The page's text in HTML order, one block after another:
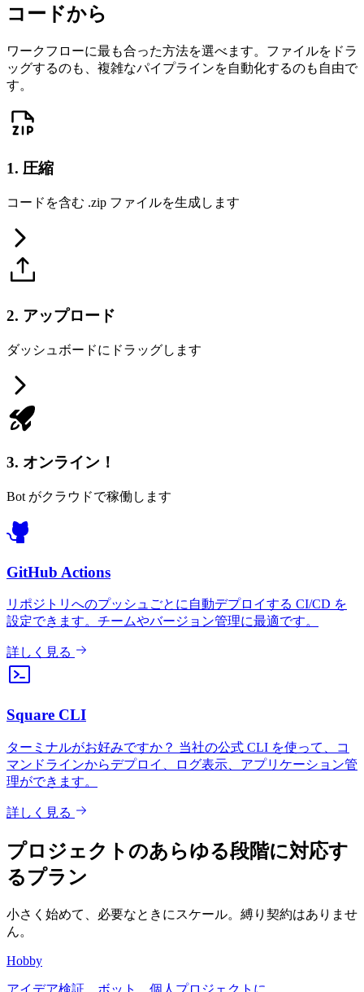
コードから
ワークフローに最も合った方法を選べます。ファイルをドラ
ッグするのも、複雑なパイプラインを自動化するのも自由で
す。
1. 圧縮
コードを含む .zip ファイルを生成します
2. アップロード
ダッシュボードにドラッグします
3. オンライン！
Bot がクラウドで稼働します
GitHub Actions
リポジトリへのプッシュごとに自動デプロイする CI/CD を
設定できます。チームやバージョン管理に最適です。
詳しく見る
Square CLI
ターミナルがお好みですか？ 当社の公式 CLI を使って、コ
マンドラインからデプロイ、ログ表示、アプリケーション管
理ができます。
詳しく見る
プロジェクトのあらゆる段階に対応す
るプラン
小さく始めて、必要なときにスケール。縛り契約はありませ
ん。
Hobby
アイデア検証、ボット、個人プロジェクトに